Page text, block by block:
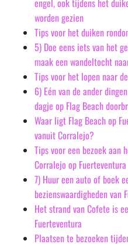
worden gezien
Tips voor het duiken
5) Doe eens iets van het
maak een wandeltocht
Tips voor het lopen naar
6) Eén van de ander
dagje op Flag Beach
Waar ligt Flag Beach op
vanuit Corralejo?
Tips voor een bezoek aan
Corralejo op Fuerteventura
7) Huur een auto of boek
bezienswaardigheden van
Het strand van Cofete is
Fuerteventura
Plaatsen te bezoeken